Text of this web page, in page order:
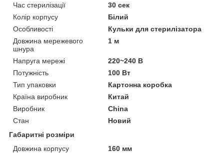
Час стерилізації
30 сек
Колір корпусу
Білий
Особливості
Кульки для стерилізатора
Довжина мережевого
шнура
1 м
Напруга мережі
220~240 В
Потужність
100 Вт
Тип упаковки
Картонна коробка
Країна виробник
Китай
Виробник
China
Стан
Новий
Габаритні розміри
Довжина корпусу
160 мм